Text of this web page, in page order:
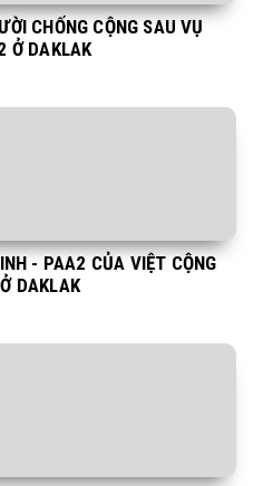
CHỐNG CỘNG SAU VỤ
Ở DAKLAK
- PAA2 CỦA VIỆT CỘNG
DAKLAK